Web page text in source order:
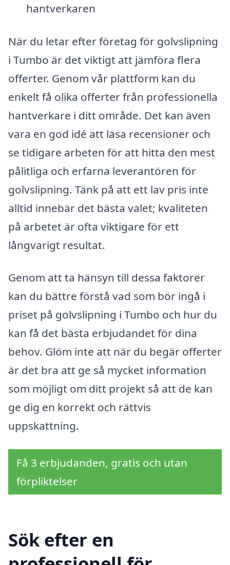
hantverkaren
När du letar efter företag för golvslipning
i Tumbo är det viktigt att jämföra flera
offerter. Genom vår plattform kan du
enkelt få olika offerter från professionella
hantverkare i ditt område. Det kan även
vara en god idé att läsa recensioner och
se tidigare arbeten för att hitta den mest
pålitliga och erfarna leverantören för
golvslipning. Tänk på att ett lav pris inte
alltid innebär det bästa valet; kvaliteten
på arbetet är ofta viktigare för ett
långvarigt resultat.
Genom att ta hänsyn till dessa faktorer
kan du bättre förstå vad som bör ingå i
priset på golvslipning i Tumbo och hur du
kan få det bästa erbjudandet för dina
behov. Glöm inte att när du begär offerter
är det bra att ge så mycket information
som möjligt om ditt projekt så att de kan
ge dig en korrekt och rättvis
uppskattning.
Få 3 erbjudanden, gratis och utan
förpliktelser
Sök efter en